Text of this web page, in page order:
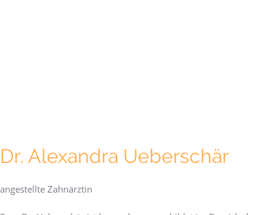
Dr. Alexandra Ueberschär
angestellte Zahnärztin